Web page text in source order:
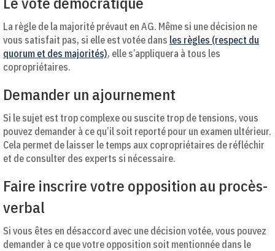
La règle de la majorité prévaut en AG. Même si une décision ne
vous satisfait pas, si elle est votée dans les règles (respect du
quorum et des majorités), elle s’appliquera à tous les
copropriétaires.
Demander un ajournement
Si le sujet est trop complexe ou suscite trop de tensions, vous
pouvez demander à ce qu’il soit reporté pour un examen ultérieur.
Cela permet de laisser le temps aux copropriétaires de réfléchir
et de consulter des experts si nécessaire.
Faire inscrire votre opposition au procès-
verbal
Si vous êtes en désaccord avec une décision votée, vous pouvez
demander à ce que votre opposition soit mentionnée dans le